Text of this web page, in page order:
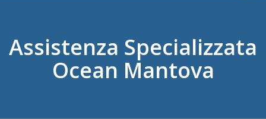
Assistenza Specializzata
Ocean Mantova